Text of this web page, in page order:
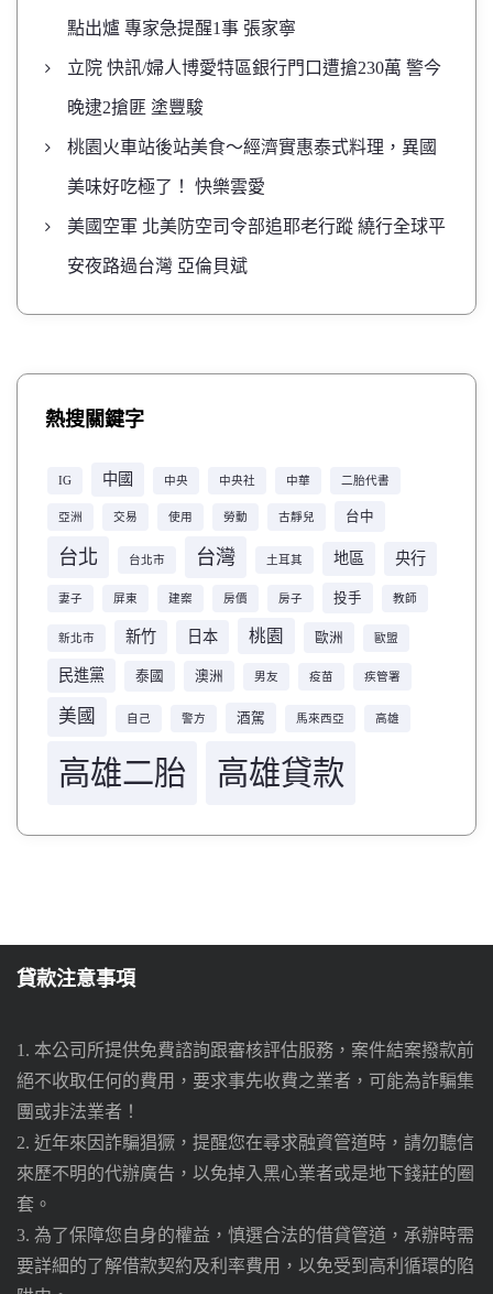
點出爐 專家急提醒1事 張家寧
立院 快訊/婦人博愛特區銀行門口遭搶230萬 警今
晚逮2搶匪 塗豐駿
桃園火車站後站美食～經濟實惠泰式料理，異國
美味好吃極了！ 快樂雲愛
美國空軍 北美防空司令部追耶老行蹤 繞行全球平
安夜路過台灣 亞倫貝斌
熱搜關鍵字
IG 中國 中央 中央社 中華 二胎代書
亞洲 交易 使用 勞動 古靜兒 台中
台北 台北市 台灣 土耳其 地區 央行
妻子 屏東 建案 房價 房子 投手 教師
新北市 新竹 日本 桃園 歐洲 歐盟
民進黨 泰國 澳洲 男友 疫苗 疾管署
美國 自己 警方 酒駕 馬來西亞 高雄
高雄二胎 高雄貸款
貸款注意事項
1. 本公司所提供免費諮詢跟審核評估服務，案件結案撥款前
絕不收取任何的費用，要求事先收費之業者，可能為詐騙集
團或非法業者！
2. 近年來因詐騙猖獗，提醒您在尋求融資管道時，請勿聽信
來歷不明的代辦廣告，以免掉入黑心業者或是地下錢莊的圈
套。
3. 為了保障您自身的權益，慎選合法的借貸管道，承辦時需
要詳細的了解借款契約及利率費用，以免受到高利循環的陷